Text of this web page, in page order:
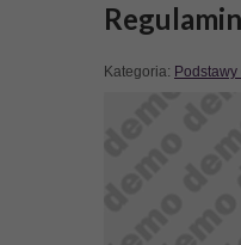
Kategoria: